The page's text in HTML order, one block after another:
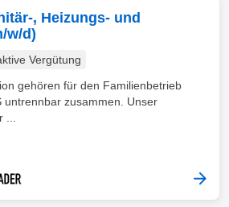
, Heizungs- und
w/d)
Vergütung
gehören für den Familienbetrieb
untrennbar zusammen. Unser